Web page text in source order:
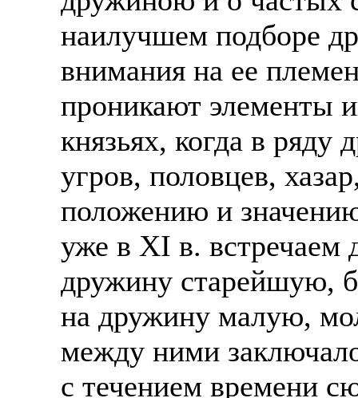
наилучшем подборе
внимания на ее
проникают элементы
князьях, когда в
угров, половцев,
положению и
уже в XI в. встречаем
дружину старейшую,
на дружину малую,
между ними
с течением времени